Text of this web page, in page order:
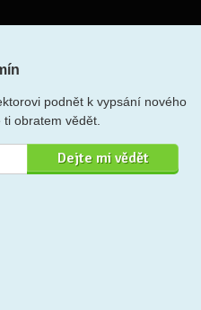
podnět k vypsání nového
obratem vědět.